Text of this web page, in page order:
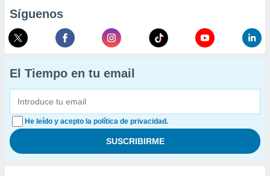
Síguenos
El Tiempo en tu email
He leído y acepto la política de privacidad.